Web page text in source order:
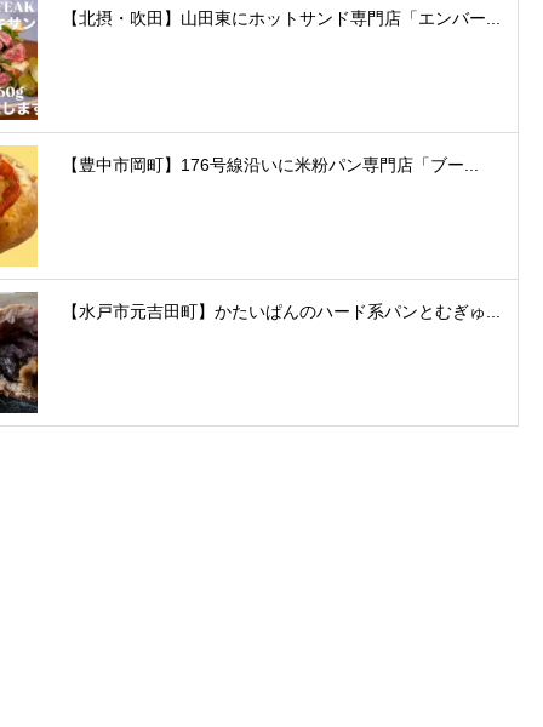
【北摂・吹田】山田東にホットサンド専門店「エンバー...
【豊中市岡町】176号線沿いに米粉パン専門店「ブー...
【水戸市元吉田町】かたいぱんのハード系パンとむぎゅ...